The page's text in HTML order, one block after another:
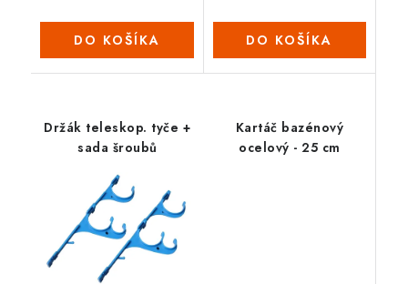
DO KOŠÍKA DO KOŠÍKA
Držák teleskop. tyče +
sada šroubů
Kartáč bazénový
ocelový - 25 cm